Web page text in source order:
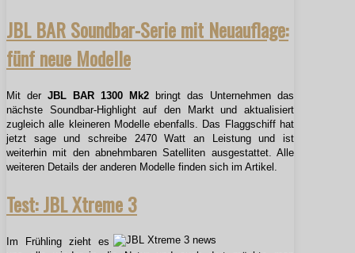
JBL BAR Soundbar-Serie mit Neuauflage:
fünf neue Modelle
Mit der JBL BAR 1300 Mk2bringt das Unternehmen das
nächste Soundbar-Highlight auf den Markt und aktualisiert
zugleich alle kleineren Modelle ebenfalls. Das Flaggschiff hat
jetzt sage und schreibe 2470 Watt an Leistung und ist
weiterhin mit den abnehmbaren Satelliten ausgestattet. Alle
weiteren Details der anderen Modelle finden sich im Artikel.
Test: JBL Xtreme 3
Im Frühling zieht es